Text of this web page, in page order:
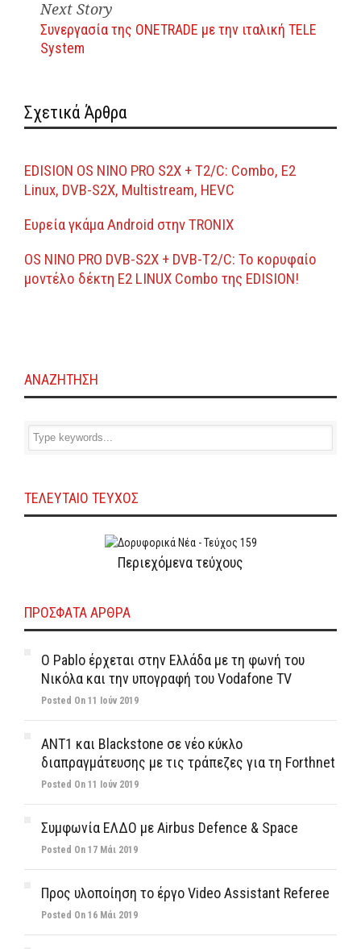
Next Story
Συνεργασία της ONETRADE με την ιταλική TELE
System
Σχετικά Άρθρα
EDISION OS NINO PRO S2X + T2/C: Combo, Ε2
Linux, DVB-S2X, Multistream, HEVC
Ευρεία γκάμα Android στην TRONIX
OS NINO PRO DVB-S2X + DVB-T2/C: Το κορυφαίο
μοντέλο δέκτη E2 LINUX Combo της EDISION!
ΑΝΑΖΗΤΗΣΗ
ΤΕΛΕΥΤΑΙΟ ΤΕΥΧΟΣ
Περιεχόμενα τεύχους
ΠΡΌΣΦΑΤΑ ΆΡΘΡΑ
Ο Pablo έρχεται στην Ελλάδα με τη φωνή του
Νικόλα και την υπογραφή του Vodafone TV
Posted On 11 Ιούν 2019
ΑΝΤ1 και Blackstone σε νέο κύκλο
διαπραγμάτευσης με τις τράπεζες για τη Forthnet
Posted On 11 Ιούν 2019
Συμφωνία ΕΛΔΟ με Airbus Defence & Space
Posted On 17 Μάι 2019
Προς υλοποίηση το έργο Video Assistant Referee
Posted On 16 Μάι 2019